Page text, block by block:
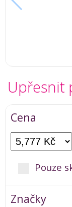
Upřesnit
Cena
Pouze
Značky